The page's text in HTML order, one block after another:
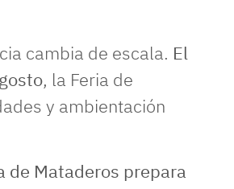
cambia de escala. El
, la Feria de
y ambientación